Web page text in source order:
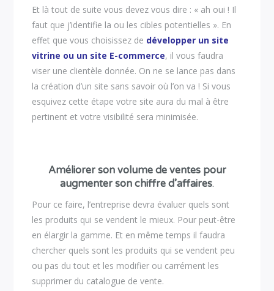
Et là tout de suite vous devez vous dire : « ah oui ! Il
faut que j’identifie la ou les cibles potentielles ». En
effet que vous choisissez de développer un site
vitrine ou un site E-commerce, il vous faudra
viser une clientèle donnée. On ne se lance pas dans
la création d’un site sans savoir où l’on va ! Si vous
esquivez cette étape votre site aura du mal à être
pertinent et votre visibilité sera minimisée.
Améliorer son volume de ventes pour
augmenter son chiffre d’affaires.
Pour ce faire, l’entreprise devra évaluer quels sont
les produits qui se vendent le mieux. Pour peut-être
en élargir la gamme. Et en même temps il faudra
chercher quels sont les produits qui se vendent peu
ou pas du tout et les modifier ou carrément les
supprimer du catalogue de vente.